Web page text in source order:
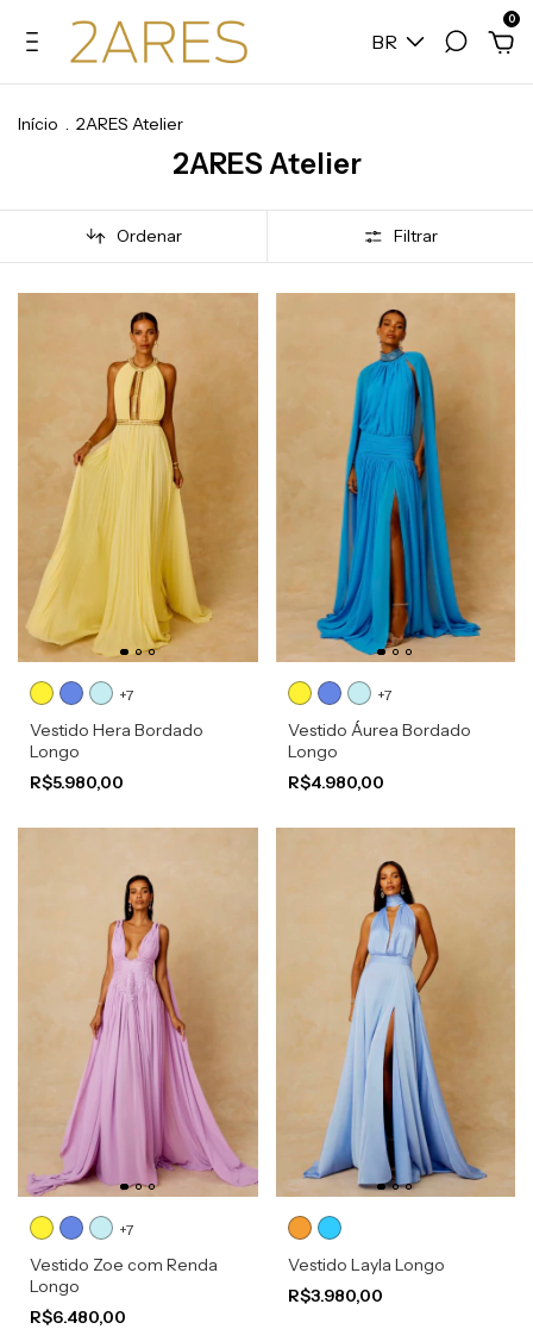
BR
0
Início . 2ARES Atelier
2ARES Atelier
Ordenar Filtrar
+7
Vestido Hera Bordado
Longo
R$5.980,00
+7
Vestido Áurea Bordado
Longo
R$4.980,00
+7
Vestido Zoe com Renda
Longo
R$6.480,00
Vestido Layla Longo
R$3.980,00